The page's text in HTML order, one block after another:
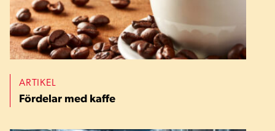
ARTIKEL
Fördelar med kaffe